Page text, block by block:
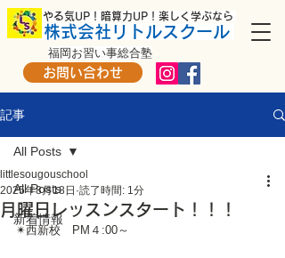
​ やる気UP！暗算力UP！楽しく学ぶなら
株式会社リトルスクール
お問い合わせ
福岡お習い事総合塾
記事
All Posts
新着情報
All Posts
月曜日レッスンスタート！！！
littlesougouschool
2025年8月18日 読了時間: 1分
✴西新校　PM４:00～